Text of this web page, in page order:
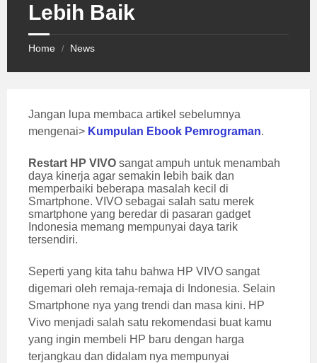
Lebih Baik
Home / News
Jangan lupa membaca artikel sebelumnya
mengenai> Kumpulan Ebook Pemrograman.
Restart HP VIVO sangat ampuh untuk menambah
daya kinerja agar semakin lebih baik dan
memperbaiki beberapa masalah kecil di
Smartphone. VIVO sebagai salah satu merek
smartphone yang beredar di pasaran gadget
Indonesia memang mempunyai daya tarik
tersendiri.
Seperti yang kita tahu bahwa HP VIVO sangat
digemari oleh remaja-remaja di Indonesia. Selain
Smartphone nya yang trendi dan masa kini. HP
Vivo menjadi salah satu rekomendasi buat kamu
yang ingin membeli HP baru dengan harga
terjangkau dan didalam nya mempunyai